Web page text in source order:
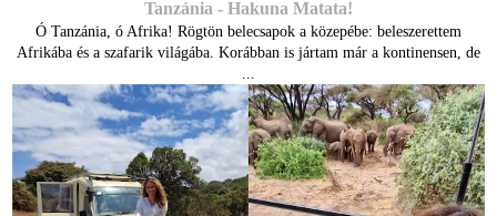
Tanzánia - Hakuna Matata!
Ó Tanzánia, ó Afrika! Rögtön belecsapok a közepébe: beleszerettem
Afrikába és a szafarik világába. Korábban is jártam már a kontinensen, de
...